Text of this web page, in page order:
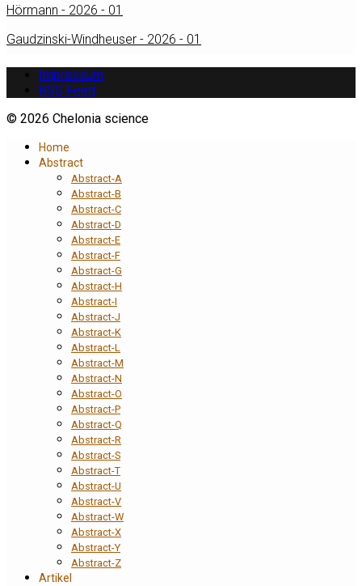
Hörmann - 2026 - 01
Gaudzinski-Windheuser - 2026 - 01
Impressum
RSS Feed
© 2026 Chelonia science
Home
Abstract
Abstract-A
Abstract-B
Abstract-C
Abstract-D
Abstract-E
Abstract-F
Abstract-G
Abstract-H
Abstract-I
Abstract-J
Abstract-K
Abstract-L
Abstract-M
Abstract-N
Abstract-O
Abstract-P
Abstract-Q
Abstract-R
Abstract-S
Abstract-T
Abstract-U
Abstract-V
Abstract-W
Abstract-X
Abstract-Y
Abstract-Z
Artikel